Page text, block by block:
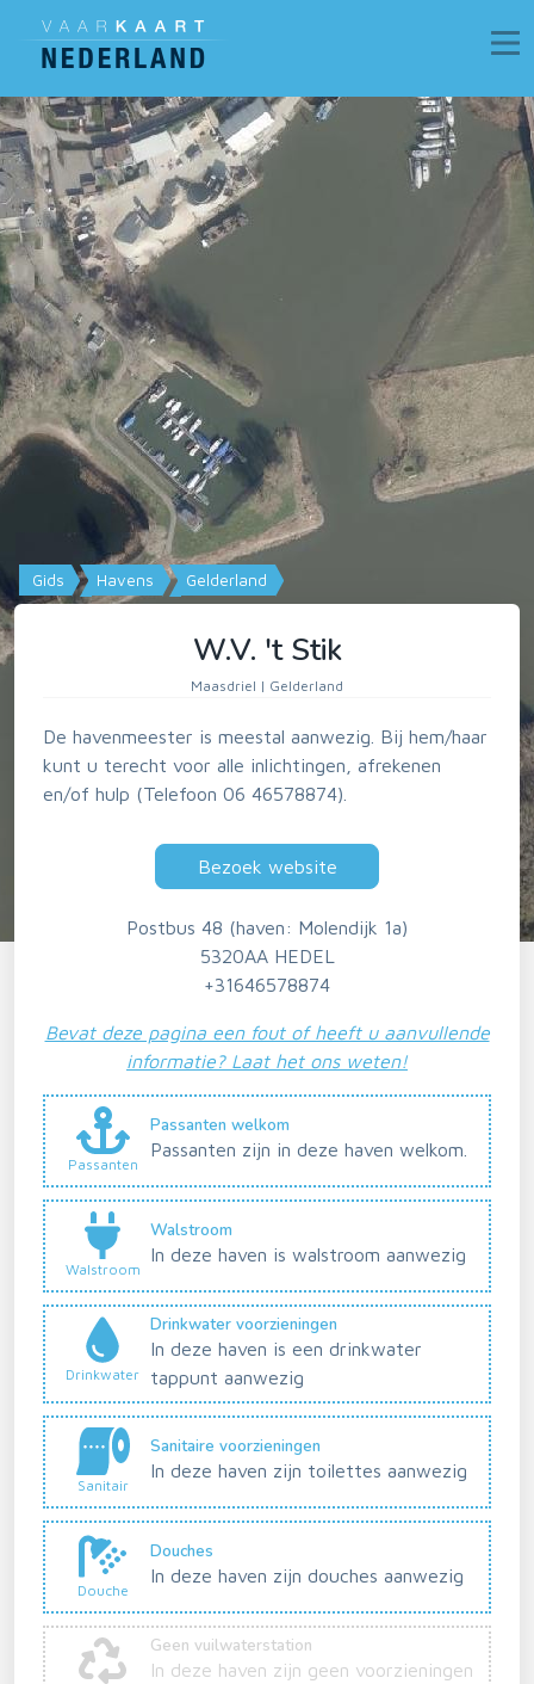
Gids Havens Gelderland
W.V. 't Stik
Maasdriel | Gelderland
De havenmeester is meestal aanwezig. Bij hem/haar
kunt u terecht voor alle inlichtingen, afrekenen
en/of hulp (Telefoon 06 46578874).
Bezoek website
Postbus 48 (haven: Molendijk 1a)
5320AA HEDEL
+31646578874
Bevat deze pagina een fout of heeft u aanvullende
informatie? Laat het ons weten!
Passanten
Passanten welkom
Passanten zijn in deze haven welkom.
Walstroom
Walstroom
In deze haven is walstroom aanwezig
Drinkwater
Drinkwater voorzieningen
In deze haven is een drinkwater
tappunt aanwezig
Sanitair
Sanitaire voorzieningen
In deze haven zijn toilettes aanwezig
Douche
Douches
In deze haven zijn douches aanwezig
Geen vuilwaterstation
In deze haven zijn geen voorzieningen